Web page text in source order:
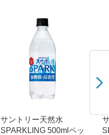
サントリー天然水
SPARKLING 500mlペッ